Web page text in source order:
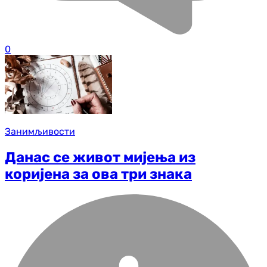
0
Занимљивости
Данас се живот мијења из
коријена за ова три знака